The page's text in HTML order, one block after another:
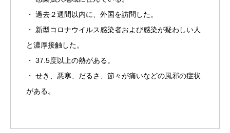
・ 過去２週間以内に、外国を訪問した。
・ 新型コロナウイルス感染者および感染が疑わしい人
と濃厚接触した。
・ 37.5度以上の熱がある。
・ せき、悪寒、だるさ、節々が痛いなどの風邪の症状
がある。